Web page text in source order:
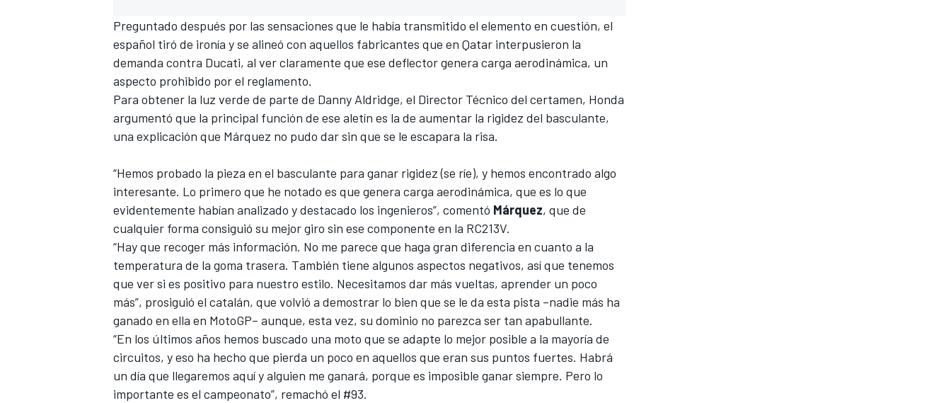
MÁS CATEGORÍAS
Preguntado después por las sensaciones que le había transmitido el elemento en cuestión, el
español tiró de ironía y se alineó con aquellos fabricantes que en Qatar interpusieron la
demanda contra Ducati, al ver claramente que ese deflector genera carga aerodinámica, un
aspecto prohibido por el reglamento.
Para obtener la luz verde de parte de Danny Aldridge, el Director Técnico del certamen, Honda
argumentó que la principal función de ese aletín es la de aumentar la rigidez del basculante,
una explicación que Márquez no pudo dar sin que se le escapara la risa.
“Hemos probado la pieza en el basculante para ganar rigidez (se ríe), y hemos encontrado algo
interesante. Lo primero que he notado es que genera carga aerodinámica, que es lo que
evidentemente habían analizado y destacado los ingenieros”, comentó Márquez, que de
cualquier forma consiguió su mejor giro sin ese componente en la RC213V.
“Hay que recoger más información. No me parece que haga gran diferencia en cuanto a la
temperatura de la goma trasera. También tiene algunos aspectos negativos, así que tenemos
que ver si es positivo para nuestro estilo. Necesitamos dar más vueltas, aprender un poco
más”, prosiguió el catalán, que volvió a demostrar lo bien que se le da esta pista –nadie más ha
ganado en ella en MotoGP– aunque, esta vez, su dominio no parezca ser tan apabullante.
“En los últimos años hemos buscado una moto que se adapte lo mejor posible a la mayoría de
circuitos, y eso ha hecho que pierda un poco en aquellos que eran sus puntos fuertes. Habrá
un día que llegaremos aquí y alguien me ganará, porque es imposible ganar siempre. Pero lo
importante es el campeonato”, remachó el #93.